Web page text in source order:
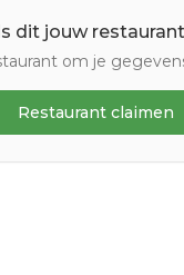
dit jouw
om je
Restaurant claimen